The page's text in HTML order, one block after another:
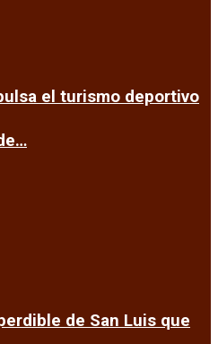
el turismo deportivo
de San Luis que